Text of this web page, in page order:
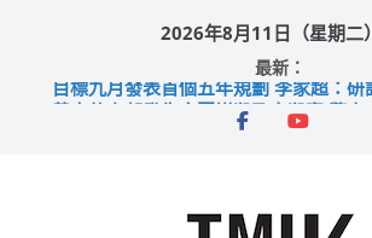
content
2026年8月11日（星期二）
最新：